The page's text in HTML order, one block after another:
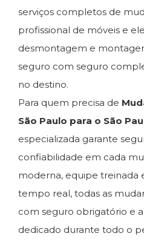
serviços completos de
profissional de móveis e
desmontagem e
seguro com seguro
no destino.
Para quem precisa de
São Paulo para o São
especializada garante
confiabilidade em cada
moderna, equipe treinada
tempo real, todas as
com seguro obrigatório e
dedicado durante todo o